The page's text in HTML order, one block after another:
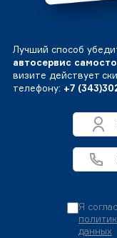
Лучший способ
автосервис
визите действует
телефону: +7
Я
данных